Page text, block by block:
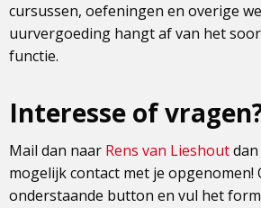
cursussen, oefeningen en overige
uurvergoeding hangt af van het
functie.
Interesse of
Mail dan naar Rens van Lieshout
mogelijk contact met je opgenomen!
onderstaande button en vul het